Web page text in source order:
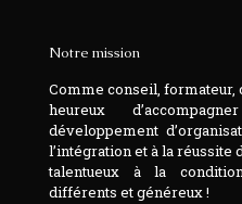
Notre mission
Comme conseil, formateur,
heureux
développement
l’intégration et à la réussite
talentueux à la
différents et généreux !